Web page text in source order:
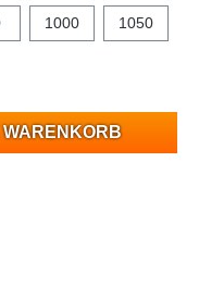
1000 1050
WARENKORB